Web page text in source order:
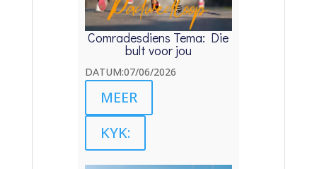
Comradesdiens Tema: Die
bult voor jou
DATUM:07/06/2026
MEER
KYK: